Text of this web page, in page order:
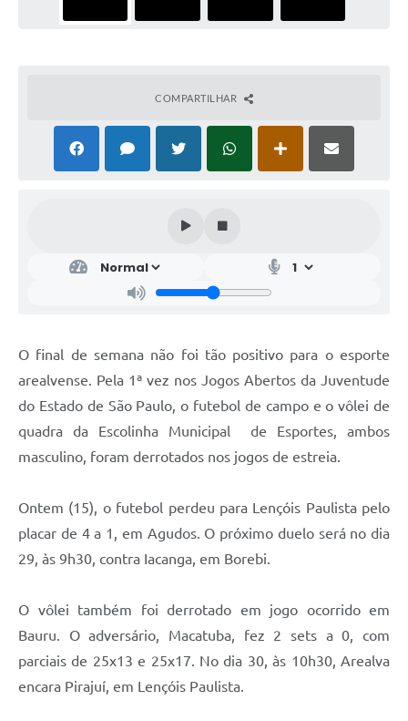
COMPARTILHAR
O final de semana não foi tão positivo para o esporte
arealvense. Pela 1ª vez nos Jogos Abertos da Juventude
do Estado de São Paulo, o futebol de campo e o vôlei de
quadra da Escolinha Municipal de Esportes, ambos
masculino, foram derrotados nos jogos de estreia.
Ontem (15), o futebol perdeu para Lençóis Paulista pelo
placar de 4 a 1, em Agudos. O próximo duelo será no dia
29, às 9h30, contra Iacanga, em Borebi.
O vôlei também foi derrotado em jogo ocorrido em
Bauru. O adversário, Macatuba, fez 2 sets a 0, com
parciais de 25x13 e 25x17. No dia 30, às 10h30, Arealva
encara Pirajuí, em Lençóis Paulista.